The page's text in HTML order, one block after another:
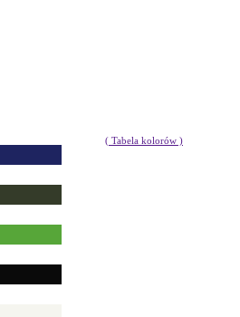
( Tabela kolorów )